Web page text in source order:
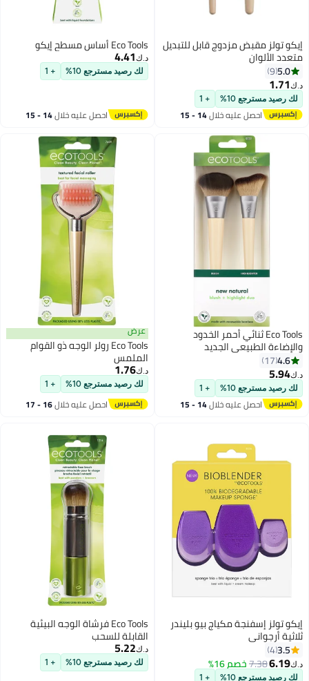
إيكو تولز مقبض مزدوج قابل للتبديل
متعدد الألوان
5.0
9
د.ك‏1.71
لك رصيد مسترجع 10% + 1
احصل عليه خلال 14 - 15
Eco Tools أساس مسطح إيكو
د.ك‏4.41
لك رصيد مسترجع 10% + 1
احصل عليه خلال 14 - 15
Eco Tools ثنائي أحمر الخدود
والإضاءة الطبيعي الجديد
4.6
17
د.ك‏5.94
لك رصيد مسترجع 10% + 1
احصل عليه خلال 14 - 15
عرض
Eco Tools رولر الوجه ذو القوام
الملمس
د.ك‏1.76
لك رصيد مسترجع 10% + 1
احصل عليه خلال 16 - 17
إيكو تولز إسفنجة مكياج بيو بليندر
ثلاثية أرجواني
3.5
4
د.ك‏6.19
7.38خصم 16%
لك رصيد مسترجع 10% + 1
Eco Tools فرشاة الوجه البيئية
القابلة للسحب
د.ك‏5.22
لك رصيد مسترجع 10% + 1